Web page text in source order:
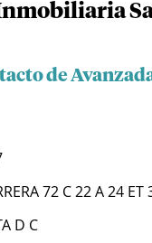
de
72 C 22 A 24
D C